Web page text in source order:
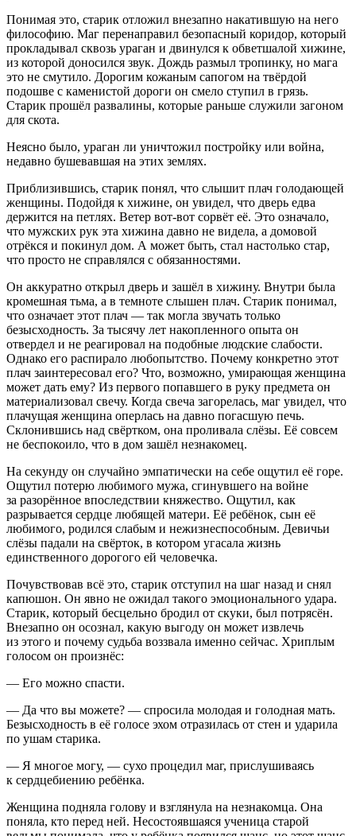
Понимая это, старик отложил внезапно накатившую на него
философию. Маг перенаправил безопасный коридор, который
прокладывал сквозь ураган и двинулся к обветшалой хижине,
из которой доносился звук. Дождь размыл тропинку, но мага
это не смутило. Дорогим кожаным сапогом на твёрдой
подошве с каменистой дороги он смело ступил в грязь.
Старик прошёл развалины, которые раньше служили загоном
для скота.
Неясно было, ураган ли уничтожил постройку или война,
недавно бушевавшая на этих землях.
Приблизившись, старик понял, что слышит плач голодающей
женщины. Подойдя к хижине, он увидел, что дверь едва
держится на петлях. Ветер вот-вот сорвёт её. Это означало,
что мужских рук эта хижина давно не видела, а домовой
отрёкся и покинул дом. А может быть, стал настолько стар,
что просто не справлялся с обязанностями.
Он аккуратно открыл дверь и зашёл в хижину. Внутри была
кромешная тьма, а в темноте слышен плач. Старик понимал,
что означает этот плач — так могла звучать только
безысходность. За тысячу лет накопленного опыта он
отвердел и не реагировал на подобные людские слабости.
Однако его распирало любопытство. Почему конкретно этот
плач заинтересовал его? Что, возможно, умирающая женщина
может дать ему? Из первого попавшего в руку предмета он
материализовал свечу. Когда свеча загорелась, маг увидел, что
плачущая женщина оперлась на давно погасшую печь.
Склонившись над свёртком, она проливала слёзы. Её совсем
не беспокоило, что в дом зашёл незнакомец.
На секунду он случайно эмпатически на себе ощутил её горе.
Ощутил потерю любимого мужа, сгинувшего на войне
за разорённое впоследствии княжество. Ощутил, как
разрывается сердце любящей матери. Её ребёнок, сын её
любимого, родился слабым и нежизнеспособным. Девичьи
слёзы падали на свёрток, в котором угасала жизнь
единственного дорогого ей человечка.
Почувствовав всё это, старик отступил на шаг назад и снял
капюшон. Он явно не ожидал такого эмоционального удара.
Старик, который бесцельно бродил от скуки, был потрясён.
Внезапно он осознал, какую выгоду он может извлечь
из этого и почему судьба воззвала именно сейчас. Хриплым
голосом он произнёс:
— Его можно спасти.
— Да что вы можете? — спросила молодая и голодная мать.
Безысходность в её голосе эхом отразилась от стен и ударила
по ушам старика.
— Я многое могу, — сухо процедил маг, прислушиваясь
к сердцебиению ребёнка.
Женщина подняла голову и взглянула на незнакомца. Она
поняла, кто перед ней. Несостоявшаяся ученица старой